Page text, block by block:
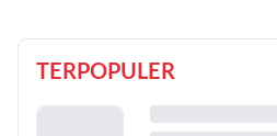
TERPOPULER